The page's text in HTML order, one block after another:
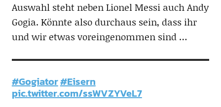
Auswahl steht neben Lionel Messi auch Andy
Gogia. Könnte also durchaus sein, dass ihr
und wir etwas voreingenommen sind …
#Gogiator#Eisern
pic.twitter.com/ssWVZYVeL7